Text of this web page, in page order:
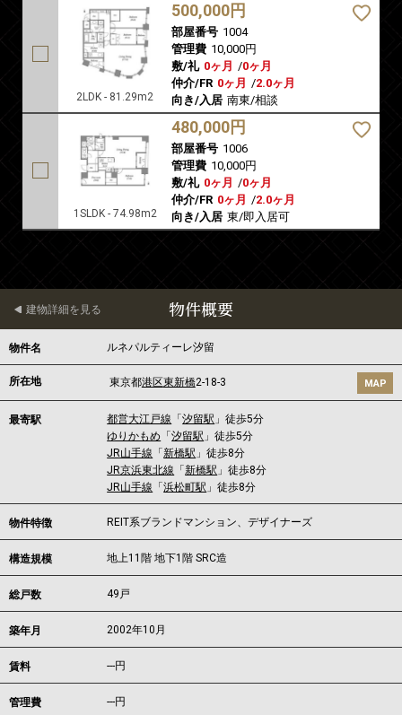
2LDK - 81.29m2
500,000円
部屋番号 1004
管理費 10,000円
敷/礼 0ヶ月 /0ヶ月
仲介/FR 0ヶ月 /2.0ヶ月
向き/入居 南東/相談
1SLDK - 74.98m2
480,000円
部屋番号 1006
管理費 10,000円
敷/礼 0ヶ月 /0ヶ月
仲介/FR 0ヶ月 /2.0ヶ月
向き/入居 東/即入居可
物件概要
建物詳細を見る
物件名 ルネパルティーレ汐留
所在地 東京都港区東新橋2-18-3 MAP
最寄駅 都営大江戸線 「汐留駅 」徒歩5分
ゆりかもめ 「汐留駅 」徒歩5分
JR山手線 「新橋駅 」徒歩8分
JR京浜東北線 「新橋駅 」徒歩8分
JR山手線 「浜松町駅 」徒歩8分
物件特徴 REIT系ブランドマンション、デザイナーズ
構造規模 地上11階 地下1階 SRC造
総戸数 49戸
築年月 2002年10月
賃料 ---円
管理費 ---円